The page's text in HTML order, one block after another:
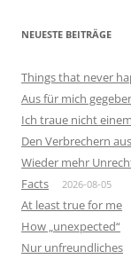
NEUESTE BEITRÄGE
Things that never
Aus für mich
Ich traue nicht
Den Verbrechern
Wieder mehr
Facts 2026-08-05
At least true for me
How „unexpected“
Nur unfreundliches